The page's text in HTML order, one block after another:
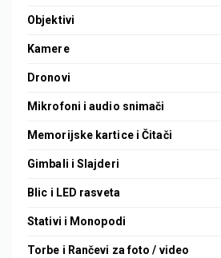
Objektivi
Kamere
Dronovi
Mikrofoni i audio snimači
Memorijske kartice i Čitači
Gimbali i Slajderi
Blic i LED rasveta
Stativi i Monopodi
Torbe i Rančevi za foto / video